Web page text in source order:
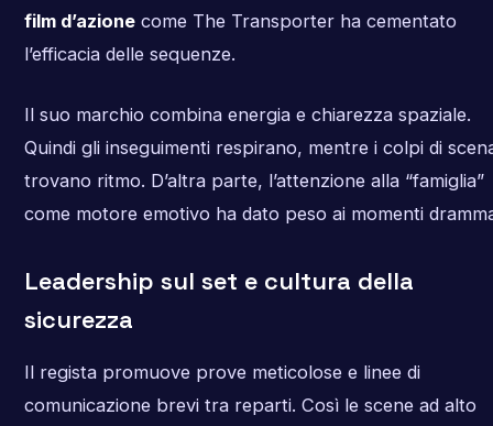
film d’azionecome The Transporter ha cementato
l’efficacia delle sequenze.
Il suo marchio combina energia e chiarezza spaziale.
Quindi gli inseguimenti respirano, mentre i colpi di
trovano ritmo. D’altra parte, l’attenzione alla “famiglia”
come motore emotivo ha dato peso ai momenti
Leadership sul set e cultura della
sicurezza
Il regista promuove prove meticolose e linee di
comunicazione brevi tra reparti. Così le scene ad alto